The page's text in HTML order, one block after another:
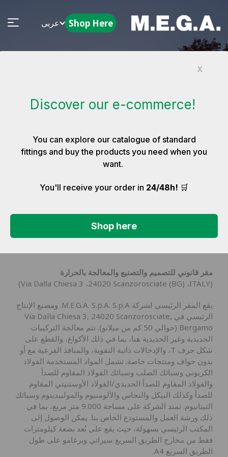
Shop Here عربى
مقراتنا
مقراتنا
مقر قانوني للتصميم والتصنيع والمعالجة بالحرارة
(Via Dalla Chiesa 3 ،24020 Scanzorosciate (BG) ،ITALY)
يقع المقر الرئيسي لشركة M.E.G.A. S.p.A. S.p.A. ومصنع الإنتاج
الرئيسي في Via Dalla Chiesa 3, 24020 Scanzorosciate,
Bergamo (حوالي 50 كم من ميلانو). تتم معالجة التركيبات
الحديدية وغير الحديدية هنا، بما في ذلك الأكواع، والقطع على
شكل حرف T، والإدخالات ذاتية التقوية، والمنافذ الفرعية مع أو
بدون حواف ومنتجات خاصة. تشمل المواد المستخدمة الفولاذ
الكربوني وسبائك الصلب وسبائك الفولاذ المقاوم للصدأ
والفولاذ المقاوم للصدأ الحديدي/الفولاذ الأوستنيتي المقاوم
للصدأ وكذلك النيكل والنحاس والألومنيوم والموليبدينوم وسبائك
التيتانيوم. تمتد الشركة على مساحة 9.000 متر مربع، بما في
ذلك ورشة العمل والمستودع الخاص بنا. يمكن الوصول إلى
المكتب الرئيسي بسهولة، حيث يقع على بُعد بضعة كيلومترات
فقط من مخارج الطريق السريع سيراتي وبرغامو على طول
الطريق السريع A4.
X
Discover our e-commerce!
You can explore our catalogue of standard
fittings and buy the products you need when you
want.
You'll receive your order in 24/48h! 🛒
Shop here